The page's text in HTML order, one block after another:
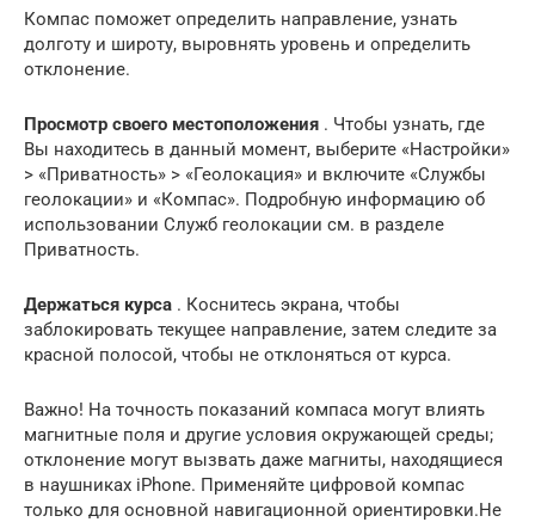
Компас поможет определить направление, узнать
долготу и широту, выровнять уровень и определить
отклонение.
Просмотр своего местоположения . Чтобы узнать, где
Вы находитесь в данный момент, выберите «Настройки»
> «Приватность» > «Геолокация» и включите «Службы
геолокации» и «Компас». Подробную информацию об
использовании Служб геолокации см. в разделе
Приватность.
Держаться курса . Коснитесь экрана, чтобы
заблокировать текущее направление, затем следите за
красной полосой, чтобы не отклоняться от курса.
Важно! На точность показаний компаса могут влиять
магнитные поля и другие условия окружающей среды;
отклонение могут вызвать даже магниты, находящиеся
в наушниках iPhone. Применяйте цифровой компас
только для основной навигационной ориентировки.Не